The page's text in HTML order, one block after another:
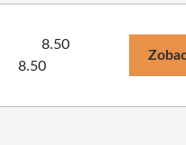
8.50
8.50